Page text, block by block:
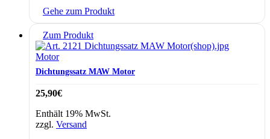
Gehe zum Produkt
Zum Produkt
Motor
Dichtungssatz MAW Motor
25,90€
Enthält 19% MwSt.
zzgl. Versand